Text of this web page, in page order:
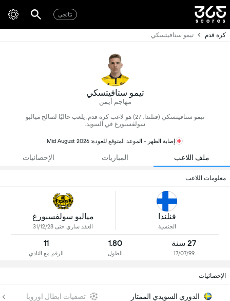
نتائجي
كرة قدم تيمو ستافيتسكي
تيمو ستافيتسكي
مهاجم أيمن
تيمو ستافيتسكي (فنلندا, 27) هو لاعب كرة قدم, يلعب حاليًا لصالح ميالبو
سولفسبورغ في السويد.
إصابة الظهر - الموعد المتوقع للعودة: Mid August 2026
ملف اللاعب المباريات الإحصائيات
معلومات اللاعب
فنلندا
الجنسية
ميالبو سولفسبورغ
العقد ساري حتى 31/12/28
27 سنة
17/07/99
1.80
الطول
11
الرقم مع النادي
الإحصائيات
الدوري السويدي الممتاز تصفيات ابطال اوروبا